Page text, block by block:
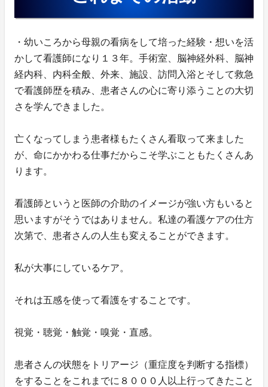
・幼いころから母親の看病をして培った経験・想いを活
かして看護師になり１３年。手術室、脳神経外科、脳神
経内科、内科全般、外来、施設、訪問入浴とそして救急
で看護師歴を積み、患者さんの心に寄り添うことの大切
さを学んできました。
亡くなってしまう患者様もたくさん看取って来ました
が、命にかかわる仕事だからこそ学ぶこともたくさんあ
ります。
看護師というと医師の介助のイメージが強い方もいると
思いますがそうではありません。私達の看護ケアの仕方
次第で、患者さんの人生も変えることができます。
私が大事にしているケア。
それは五感を使って看護をすることです。
視覚・聴覚・触覚・嗅覚・直感。
患者さんの状態をトリアージ（重症度を判断する指標）
をすることをこれまでに８０００人以上行ってきたこと